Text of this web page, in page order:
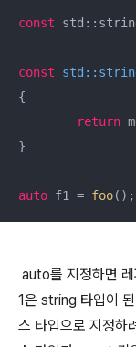
const std::string
const
{
return
}
auto f1 = foo
auto를 지정하면
1은 string 타입이
스 타입으로 지정하